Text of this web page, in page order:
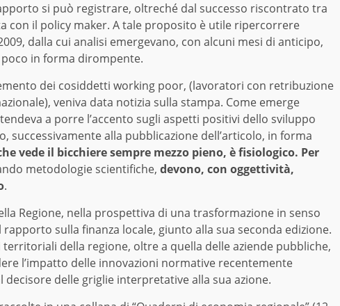
si può registrare, oltreché dal successo riscontrato tra
con il policy maker. A tale proposito è utile ripercorrere
dalla cui analisi emergevano, con alcuni mesi di anticipo,
in forma dirompente.
dei cosiddetti working poor, (lavoratori con retribuzione
veniva data notizia sulla stampa. Come emerge
a porre l’accento sugli aspetti positivi dello sviluppo
successivamente alla pubblicazione dell’articolo, in forma
vede il bicchiere sempre mezzo pieno, è fisiologico. Per
metodologie scientifiche, devono, con oggettività,
.
Regione, nella prospettiva di una trasformazione in senso
sulla finanza locale, giunto alla sua seconda edizione.
territoriali della regione, oltre a quella delle aziende pubbliche,
l’impatto delle innovazioni normative recentemente
delle griglie interpretative alla sua azione.